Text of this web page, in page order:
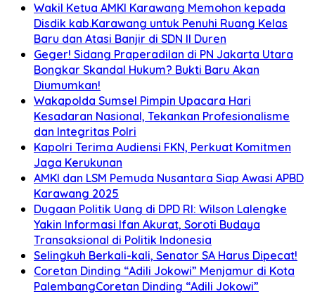
Wakil Ketua AMKI Karawang Memohon kepada
Disdik kab.Karawang untuk Penuhi Ruang Kelas
Baru dan Atasi Banjir di SDN II Duren
Geger! Sidang Praperadilan di PN Jakarta Utara
Bongkar Skandal Hukum? Bukti Baru Akan
Diumumkan!
Wakapolda Sumsel Pimpin Upacara Hari
Kesadaran Nasional, Tekankan Profesionalisme
dan Integritas Polri
Kapolri Terima Audiensi FKN, Perkuat Komitmen
Jaga Kerukunan
AMKI dan LSM Pemuda Nusantara Siap Awasi APBD
Karawang 2025
Dugaan Politik Uang di DPD RI: Wilson Lalengke
Yakin Informasi Ifan Akurat, Soroti Budaya
Transaksional di Politik Indonesia
Selingkuh Berkali-kali, Senator SA Harus Dipecat!
Coretan Dinding “Adili Jokowi” Menjamur di Kota
PalembangCoretan Dinding “Adili Jokowi”